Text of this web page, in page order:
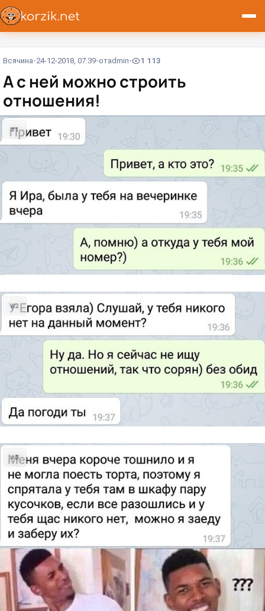
Всячина 24-12-2018, 07:39 отadmin 1 113
А с ней можно строить
отношения!
#1
#2
#3